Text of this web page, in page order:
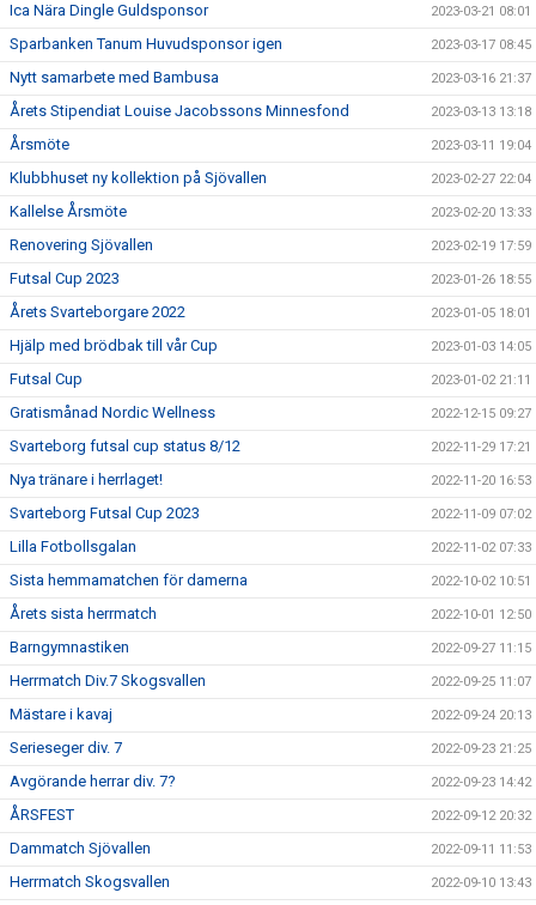
Ica Nära Dingle Guldsponsor 2023-03-21 08:01
Sparbanken Tanum Huvudsponsor igen 2023-03-17 08:45
Nytt samarbete med Bambusa 2023-03-16 21:37
Årets Stipendiat Louise Jacobssons Minnesfond 2023-03-13 13:18
Årsmöte 2023-03-11 19:04
Klubbhuset ny kollektion på Sjövallen 2023-02-27 22:04
Kallelse Årsmöte 2023-02-20 13:33
Renovering Sjövallen 2023-02-19 17:59
Futsal Cup 2023 2023-01-26 18:55
Årets Svarteborgare 2022 2023-01-05 18:01
Hjälp med brödbak till vår Cup 2023-01-03 14:05
Futsal Cup 2023-01-02 21:11
Gratismånad Nordic Wellness 2022-12-15 09:27
Svarteborg futsal cup status 8/12 2022-11-29 17:21
Nya tränare i herrlaget! 2022-11-20 16:53
Svarteborg Futsal Cup 2023 2022-11-09 07:02
Lilla Fotbollsgalan 2022-11-02 07:33
Sista hemmamatchen för damerna 2022-10-02 10:51
Årets sista herrmatch 2022-10-01 12:50
Barngymnastiken 2022-09-27 11:15
Herrmatch Div.7 Skogsvallen 2022-09-25 11:07
Mästare i kavaj 2022-09-24 20:13
Serieseger div. 7 2022-09-23 21:25
Avgörande herrar div. 7? 2022-09-23 14:42
ÅRSFEST 2022-09-12 20:32
Dammatch Sjövallen 2022-09-11 11:53
Herrmatch Skogsvallen 2022-09-10 13:43